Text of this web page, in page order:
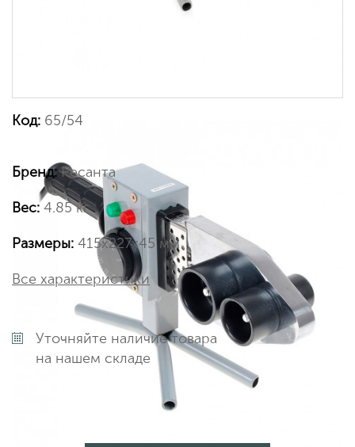
Код: 65/54
Бренд:Ресанта
Вес:4.85 кг
Размеры: 415х227х45 мм
Все характеристики
Уточняйте наличие товара
на нашем складе